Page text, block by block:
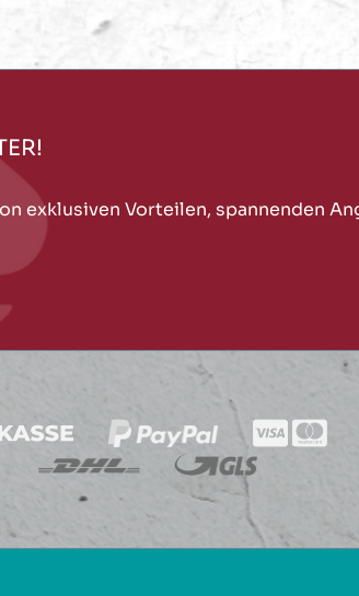
exklusiven Vorteilen, spannenden